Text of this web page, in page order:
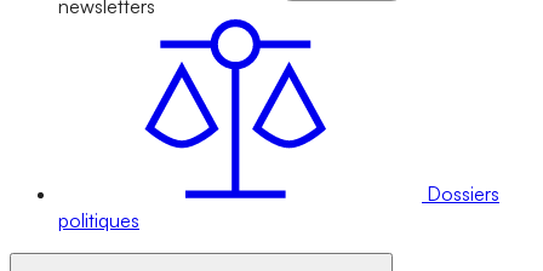
newsletters
Dossiers
politiques